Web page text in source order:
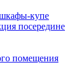
купе
посередине
помещения